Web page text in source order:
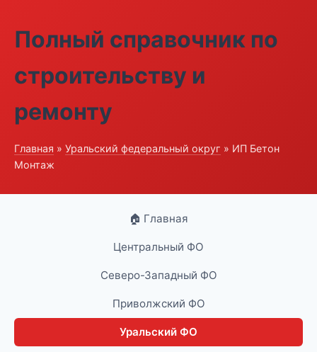
Полный справочник по
строительству и
ремонту
Главная » Уральский федеральный округ » ИП Бетон
Монтаж
🏠 Главная
Центральный ФО
Северо-Западный ФО
Приволжский ФО
Уральский ФО